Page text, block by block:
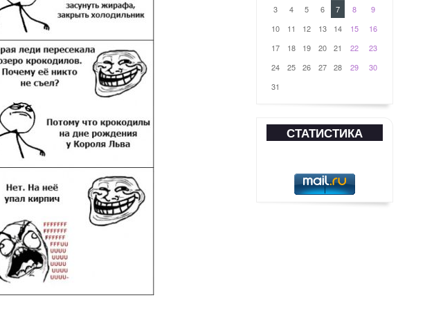
3
4 5 6 7 8
9
10
11 12 13 14 15
16
17
18 19 20 21 22
23
24
25 26 27 28 29
30
31
СТАТИСТИКА